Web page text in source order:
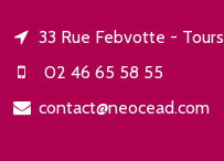
33 Rue Febvotte - Tours
02 46 65 58 55
contact@neocead.com